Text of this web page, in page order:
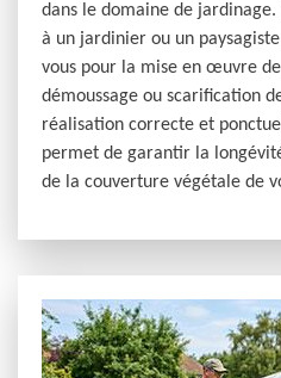
dans le domaine de jardinage.
à un jardinier ou un
vous pour la mise en œuvre
démoussage ou scarification
réalisation correcte et
permet de garantir la
de la couverture végétale de